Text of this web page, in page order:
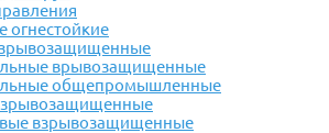
огнестойкие
врывозащищенные
общепромышленные
взрывозащищенные